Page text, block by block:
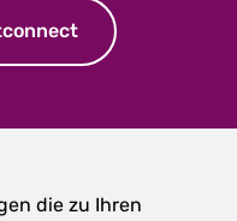
die zu Ihren